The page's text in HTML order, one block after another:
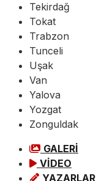
Tekirdağ
Tokat
Trabzon
Tunceli
Uşak
Van
Yalova
Yozgat
Zonguldak
GALERİ
VİDEO
YAZARLAR